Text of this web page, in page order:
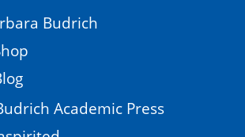
Budrich
Academic Press